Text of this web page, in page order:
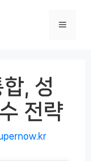
메
, 성
전략